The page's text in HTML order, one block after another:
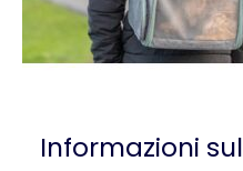
Informazioni